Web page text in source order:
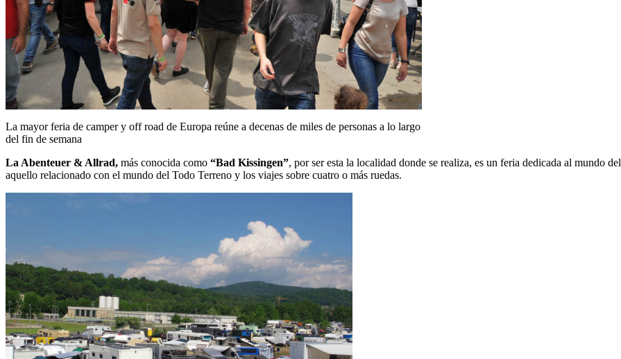
La mayor feria de camper y off road de Europa reúne a decenas de miles de personas a lo largo
del fin de semana
La Abenteuer & Allrad, más conocida como “Bad Kissingen”, por ser esta la localidad donde se realiza, es un feria dedicada al mundo del
aquello relacionado con el mundo del Todo Terreno y los viajes sobre cuatro o más ruedas.